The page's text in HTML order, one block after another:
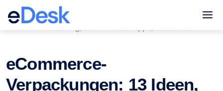
eCommerce Support Central
eCommerce-
Verpackungen: 13 Ideen,